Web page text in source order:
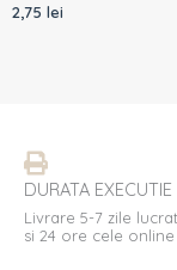
2,75 lei
DURATA EXECUTIE
Livrare 5-7 zile
si 24 ore cele online